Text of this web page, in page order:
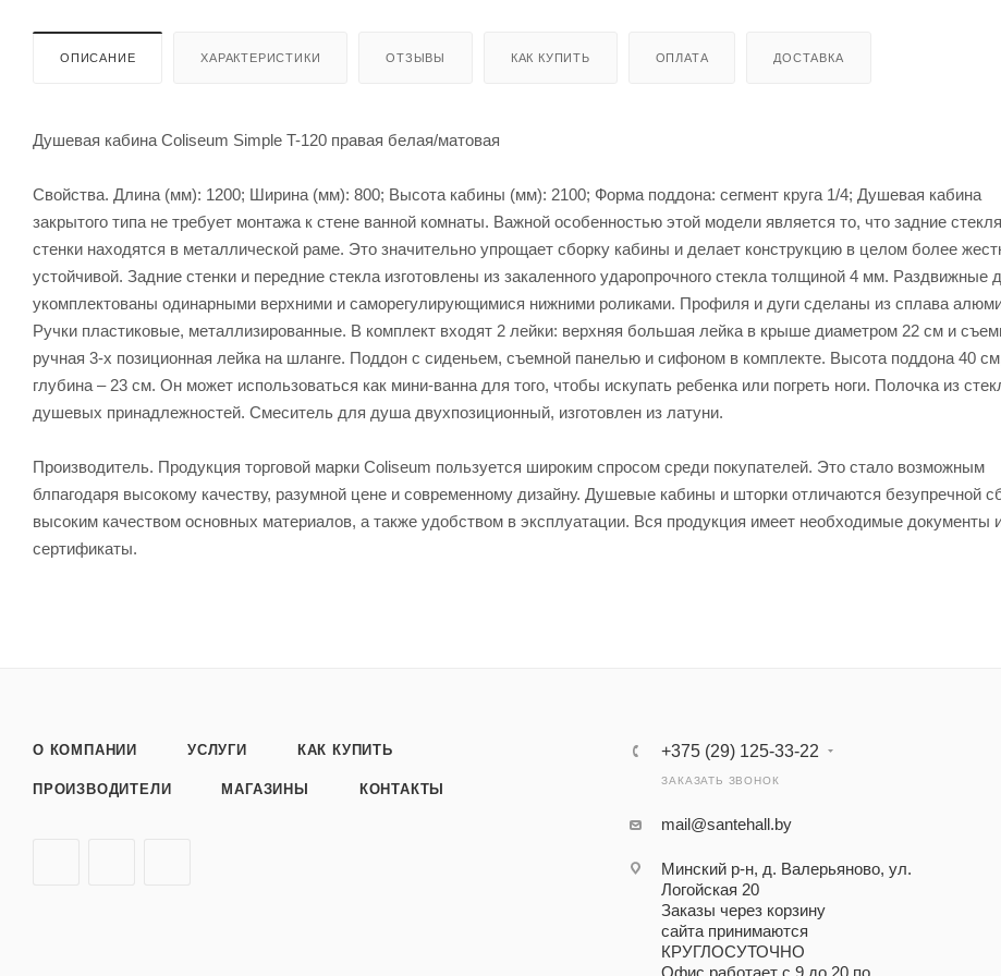
ОПИСАНИЕ ХАРАКТЕРИСТИКИ ОТЗЫВЫ КАК КУПИТЬ ОПЛАТА ДОСТАВКА
Душевая кабина Coliseum Simple T-120 правая белая/матовая
Свойства. Длина (мм): 1200; Ширина (мм): 800; Высота кабины (мм): 2100; Форма поддона: сегмент круга 1/4; Душевая кабина
закрытого типа не требует монтажа к стене ванной комнаты. Важной особенностью этой модели является то, что задние
стенки находятся в металлической раме. Это значительно упрощает сборку кабины и делает конструкцию в целом более
устойчивой. Задние стенки и передние стекла изготовлены из закаленного ударопрочного стекла толщиной 4 мм. Раздвижные
укомплектованы одинарными верхними и саморегулирующимися нижними роликами. Профиля и дуги сделаны из сплава
Ручки пластиковые, металлизированные. В комплект входят 2 лейки: верхняя большая лейка в крыше диаметром 22 см и
ручная 3-х позиционная лейка на шланге. Поддон с сиденьем, съемной панелью и сифоном в комплекте. Высота поддона 40
глубина – 23 см. Он может использоваться как мини-ванна для того, чтобы искупать ребенка или погреть ноги. Полочка из
душевых принадлежностей. Смеситель для душа двухпозиционный, изготовлен из латуни.
Производитель. Продукция торговой марки Coliseum пользуется широким спросом среди покупателей. Это стало возможным
блпагодаря высокому качеству, разумной цене и современному дизайну. Душевые кабины и шторки отличаются безупречной
высоким качеством основных материалов, а также удобством в эксплуатации. Вся продукция имеет необходимые документы
сертификаты.
О КОМПАНИИ УСЛУГИ КАК КУПИТЬ
ПРОИЗВОДИТЕЛИ МАГАЗИНЫ КОНТАКТЫ
+375 (29) 125-33-22
ЗАКАЗАТЬ ЗВОНОК
mail@santehall.by
Минский р-н, д. Валерьяново, ул.
Логойская 20
Заказы через корзину
сайта принимаются
КРУГЛОСУТОЧНО
Офис работает с 9 до 20 по